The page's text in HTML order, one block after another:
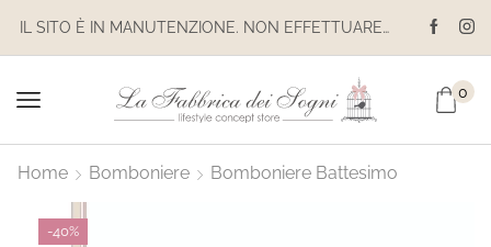
IL SITO È IN MANUTENZIONE. NON EFFETTUARE ACQUISTI. LE SPEDIZIONI SONO SOSPESE
0
Home Bomboniere Bomboniere Battesimo
-40%